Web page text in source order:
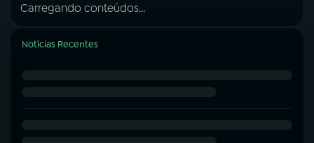
Carregando conteúdos...
Notícias Recentes